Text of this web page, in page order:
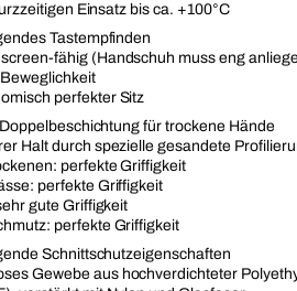
Einsatz bis ca. +100°C
Tastempfinden
fähig (Handschuh muss eng
perfekter Sitz
für trockene Hände
Halt durch spezielle gesandete
perfekte Griffigkeit
perfekte Griffigkeit
gute Griffigkeit
perfekte Griffigkeit
Schnittschutzeigenschaften
Gewebe aus hochverdichteter